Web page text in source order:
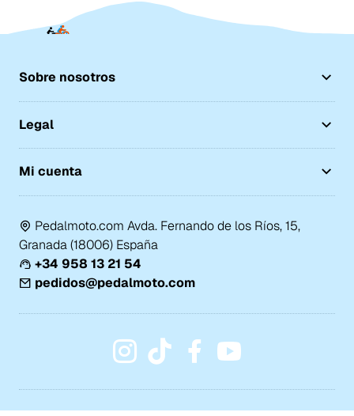
Sobre nosotros
Legal
Mi cuenta
Pedalmoto.com Avda. Fernando de los Ríos, 15,
Granada (18006) España
+34 958 13 21 54
pedidos@pedalmoto.com